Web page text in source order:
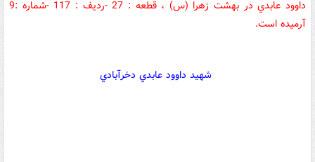
داوود عابدي در بهشت زهرا (س) ، قطعه : 27 -رديف : 117 -شماره :9
آرميده است.
شهيد داوود عابدي دخرآبادي